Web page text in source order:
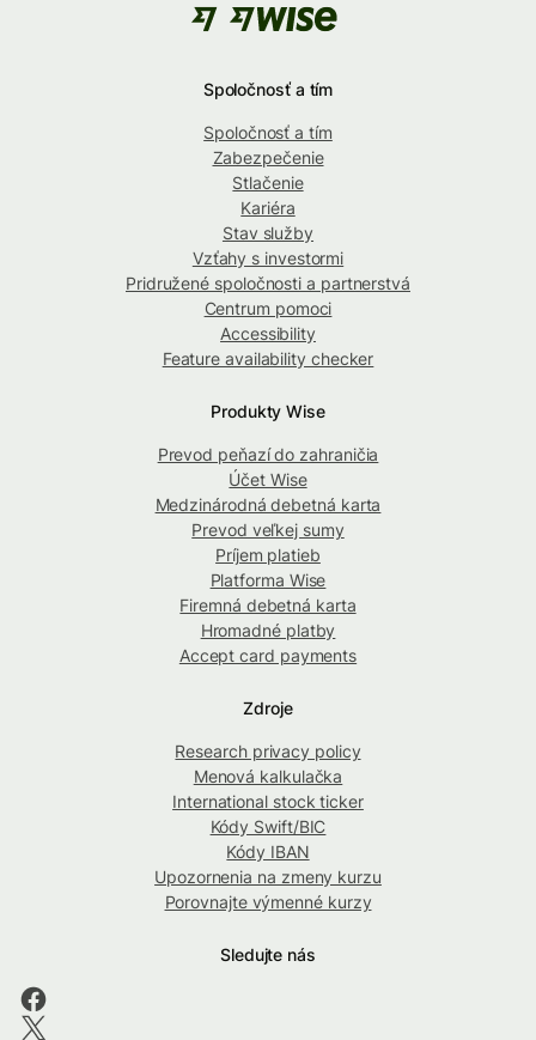
Spoločnosť a tím
Spoločnosť a tím
Zabezpečenie
Stlačenie
Kariéra
Stav služby
Vzťahy s investormi
Pridružené spoločnosti a partnerstvá
Centrum pomoci
Accessibility
Feature availability checker
Produkty Wise
Prevod peňazí do zahraničia
Účet Wise
Medzinárodná debetná karta
Prevod veľkej sumy
Príjem platieb
Platforma Wise
Firemná debetná karta
Hromadné platby
Accept card payments
Zdroje
Research privacy policy
Menová kalkulačka
International stock ticker
Kódy Swift/BIC
Kódy IBAN
Upozornenia na zmeny kurzu
Porovnajte výmenné kurzy
Sledujte nás